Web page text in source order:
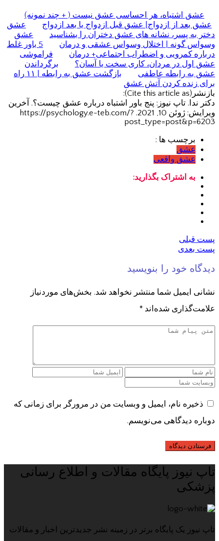
عشق اشتباه، هر احساسی عشق نیست ( + چند نمونه)
عشق بعد از ازدواج| عشق قبل ازدواج یا بعد ازدواج
عشق
دختر به پسر، نشانه های عشق دختران را بشناسید
عشق
وسواس گونه | اختلال وسواس عشقی و درمان
5 باور غلط
درباره کمرویی و اضطراب اجتماعی+ درمان
فراموشی
عشق اول در مردان، کاری سخت یا آسان؟
برگرداندن
عشق به رابطه عاطفی
بازگشت عشق به رابطه | ۱۱ راه
برای زنده کردن آتش عشق
بازنشر(Cite this article as):
دکتر ندا. تاپ نیوز: پنج باور اشتباه درباره عشق چیست؟. آخرین
ویرایش: ژوئن 10, 2021. https://psychology.e-teb.com/?
post_type=post&p=6203
برچسب ها :
عشق
عشق واقعی
به اشتراک بگذارید:
پست قبلی
پست بعدی
دیدگاه خود را بنویسید
نشانی ایمیل شما منتشر نخواهد شد. بخش‌های موردنیاز
علامت‌گذاری شده‌اند *
ذخیره نام، ایمیل و وبسایت من در مرورگر برای زمانی که
دوباره دیدگاهی می‌نویسم.
تاپ نیوز پایگاه مقالات و اطلاع رسانی
پزشکی
تاپ نیوز یک پایگاه برتر در زمینه نشر جدیدترین اخبار و مقالات